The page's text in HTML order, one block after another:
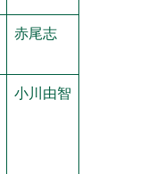
赤尾志
小川由智